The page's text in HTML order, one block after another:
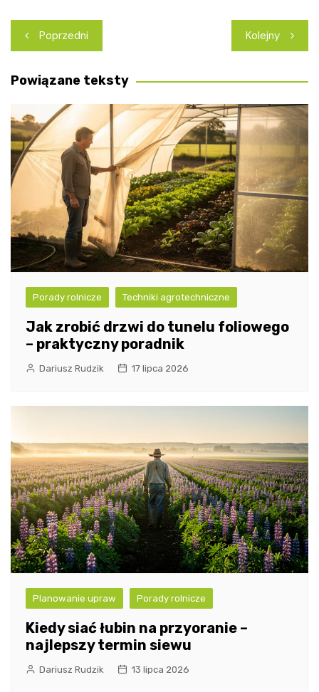
Nawigacja
wpisu
Poprzedni Kolejny
Powiązane teksty
Porady rolnicze Techniki agrotechniczne
Jak zrobić drzwi do tunelu foliowego
– praktyczny poradnik
Dariusz Rudzik 17 lipca 2026
Planowanie upraw Porady rolnicze
Kiedy siać łubin na przyoranie –
najlepszy termin siewu
Dariusz Rudzik 13 lipca 2026